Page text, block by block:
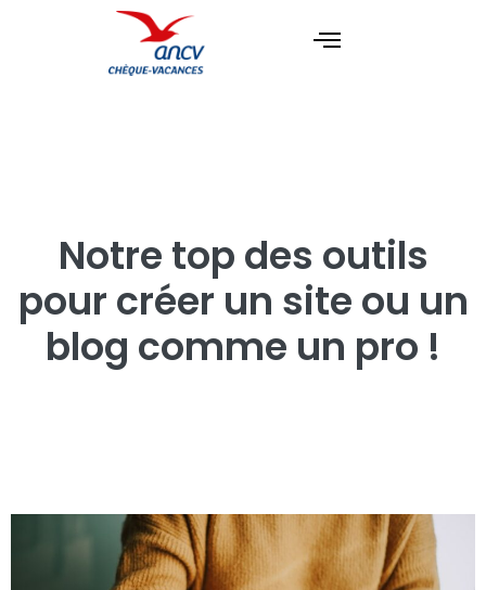
Notre top des outils
pour créer un site ou un
blog comme un pro !